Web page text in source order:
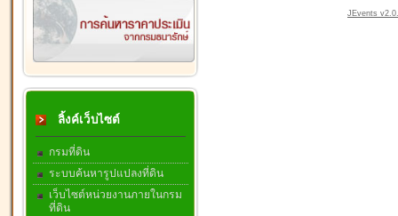
ลิ้งค์เว็บไซต์
กรมที่ดิน
ระบบค้นหารูปแปลงที่ดิน
เว็บไซต์หน่วยงานภายในกรม
ที่ดิน
JEvents